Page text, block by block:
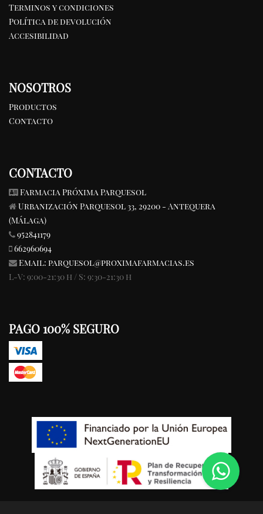
Terminos y condiciones
Política de devolución
Accesibilidad
NOSOTROS
Productos
Contacto
CONTACTO
Farmacia Próxima Parquesol
Urbanización Parquesol 33, 29200 - Antequera
(Málaga)
952841179
662960694
Email: parquesol@proximafarmacias.es
L-V: 9:00-21:30 h / S: 9:30-21:30 h
PAGO 100% SEGURO